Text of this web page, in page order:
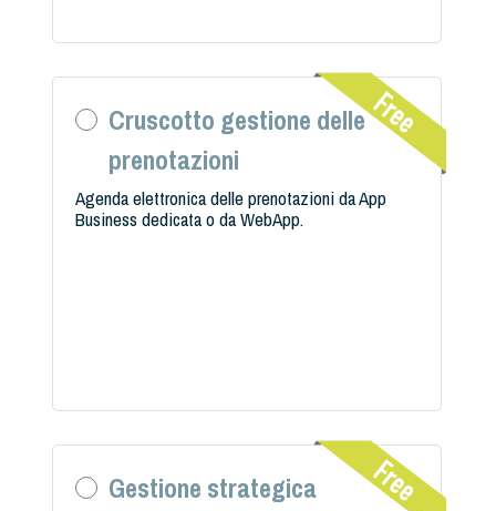
Cruscotto gestione delle
prenotazioni
Agenda elettronica delle prenotazioni da App
Business dedicata o da WebApp.
Gestione strategica